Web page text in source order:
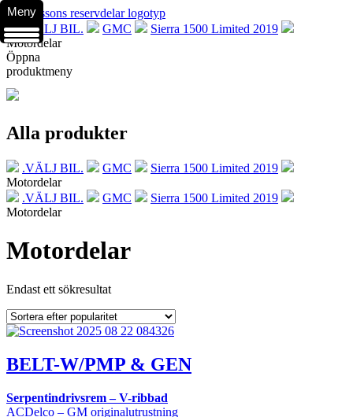
.VÄLJ BIL. GMC
Sierra 1500 Limited 2019
Motordelar
Öppna
produktmeny
Alla produkter
.VÄLJ BIL. GMC
Sierra 1500 Limited 2019
Motordelar
.VÄLJ BIL.
GMC
Sierra 1500 Limited 2019
Motordelar
Motordelar
Endast ett sökresultat
BELT-W/PMP & GEN
Serpentindrivsrem – V-ribbad
ACDelco – GM originalutrustning
Meny